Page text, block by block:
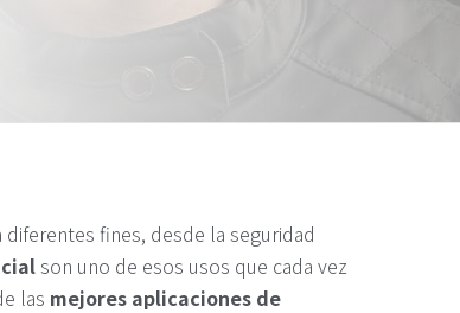
fines, desde la seguridad
son uno de esos usos que cada vez
las mejores aplicaciones de